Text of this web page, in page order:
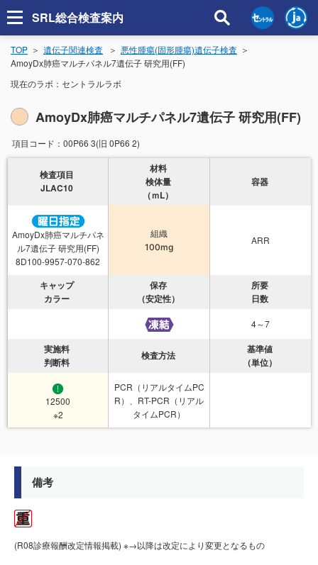
SRL総合検査案内
TOP 遺伝子関連検査
悪性腫瘍(固形腫瘍)遺伝子検査
AmoyDx肺癌マルチパネル7遺伝子 研究用(FF)
現在のラボ： セントラルラボ
AmoyDx肺癌マルチパネル7遺伝子 研究用(FF)
項目コード：00P66 3(旧 0P66 2)
検査項目
JLAC10
材料
検体量
（ｍL）
容器
AmoyDx肺癌マルチパネ
ル7遺伝子 研究用(FF)
8D100-9957-070-862
組織
100mg
ARR
キャップ
カラー
保存
（安定性）
所要
日数
4～7
実施料
判断料
検査方法
基準値
（単位）
12500
※2
PCR（リアルタイムPC
R）、RT-PCR（リアル
タイムPCR）
備考
(R08診療報酬改定情報掲載) ※→以降は改定により変更となるもの